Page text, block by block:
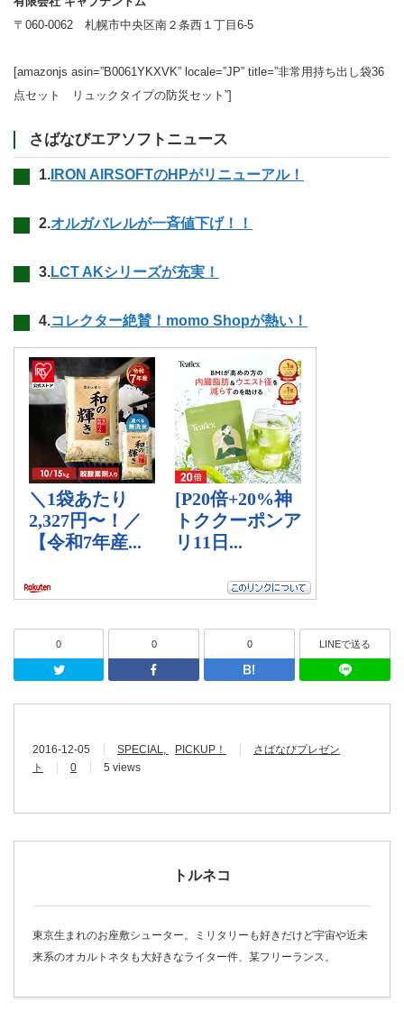
〒060-0062 札幌市中央区南２条西１丁目6-5
[amazonjs asin=”B0061YKXVK” locale=”JP” title=”非常用持ち出し袋36
点セット リュックタイプの防災セット”]
さばなびエアソフトニュース
1. IRON AIRSOFTのHPがリニューアル！
2.オルガバレルが一斉値下げ！！
3.LCT AKシリーズが充実！
4.コレクター絶賛！momo Shopが熱い！
0
Twitter
0
Facebook
0
はてなブッ
LINEで送る
2016-12-05 SPECIAL PICKUP！
さばなびプレゼン
ト
0 5 views
トルネコ
東京生まれのお座敷シューター。ミリタリーも好きだけど宇宙や近未
来系のオカルトネタも大好きなライター件、某フリーランス。